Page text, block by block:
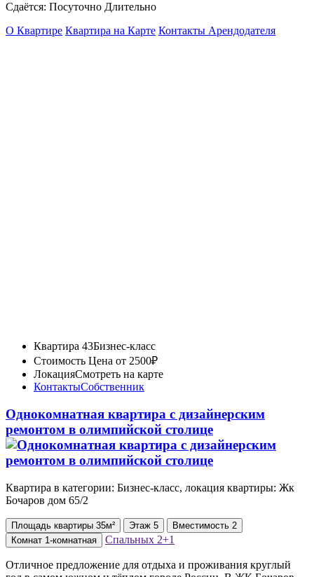
Сдаётся: Посуточно Длительно
О Квартире Квартира на Карте Контакты Арендодателя
Квартира 43Бизнес-класс
Стоимость Цена от 2500₽
ЛокацияСмотреть на карте
КонтактыСобственник
Однокомнатная квартира с дизайнерским
ремонтом в олимпийской столице
Квартира в категории: Бизнес-класс, локация квартиры: Жк
Бочаров дом 65/2
Площадь квартиры 35м² Этаж 5 Вместимость 2
Комнат 1-комнатная Спальных 2+1
Отличное предложение для отдыха и проживания круглый